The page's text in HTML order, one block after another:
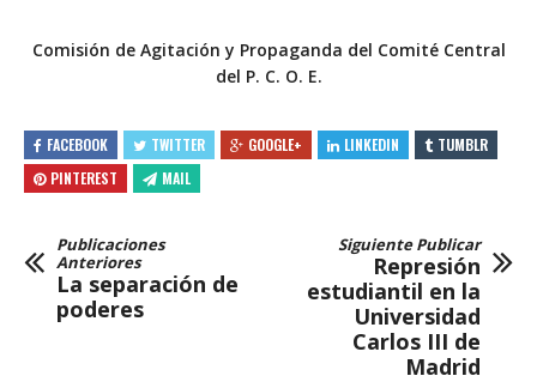
Comisión de Agitación y Propaganda del Comité Central
del P. C. O. E.
FACEBOOK TWITTER GOOGLE+ LINKEDIN
TUMBLR
PINTEREST
MAIL
Publicaciones
Anteriores
La separación de
poderes
Siguiente Publicar
Represión
estudiantil en la
Universidad
Carlos III de
Madrid